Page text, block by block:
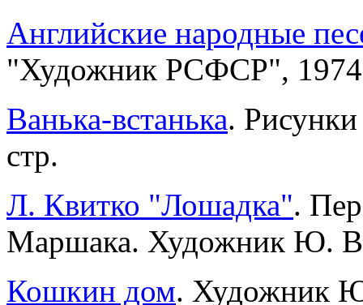
Английские народные
"Художник РСФСР",
Ванька-встанька.
стр.
Л. Квитко "Лошадка".
Маршака. Художник Ю.
Кошкин дом. Художник